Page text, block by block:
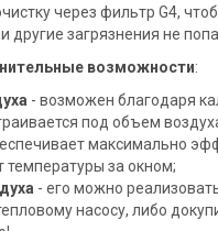
через фильтр G4,
другие загрязнения не
возможности:
- возможен благодаря
под объем
максимально
температуры за окном;
- его можно
насосу, либо